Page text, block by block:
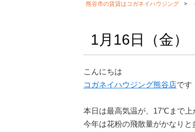
熊谷市の賃貸はコガネイハウジング
1月16日（金）
こんにちは
コガネイハウジング熊谷店です
本日は最高気温が、17℃まで上
今年は花粉の飛散量がかなり